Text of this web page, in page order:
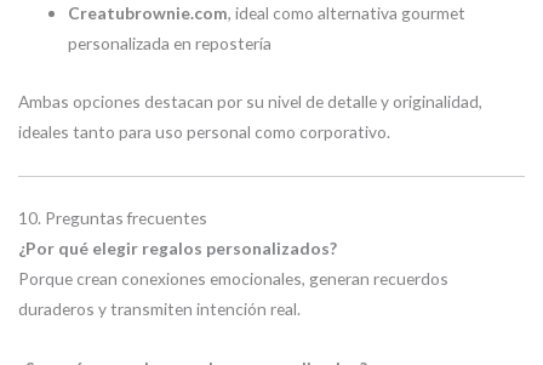
Creatubrownie.com, ideal como alternativa gourmet
personalizada en repostería
Ambas opciones destacan por su nivel de detalle y originalidad,
ideales tanto para uso personal como corporativo.
10. Preguntas frecuentes
¿Por qué elegir regalos personalizados?
Porque crean conexiones emocionales, generan recuerdos
duraderos y transmiten intención real.